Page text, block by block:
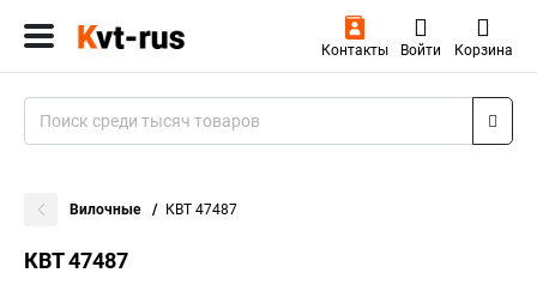
Контакты Войти Корзина
Вилочные КВТ 47487
КВТ 47487